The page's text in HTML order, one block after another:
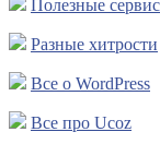
Полезные
Разные хитрости
Все о WordPress
Все про Ucoz